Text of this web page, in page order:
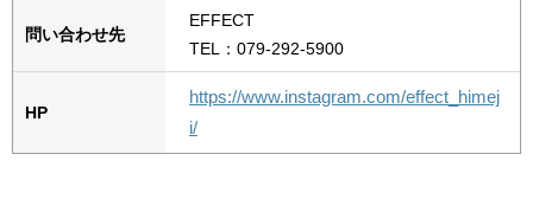
問い合わせ先
EFFECT
TEL：079-292-5900
HP
https://www.instagram.com/effect_himej
i/